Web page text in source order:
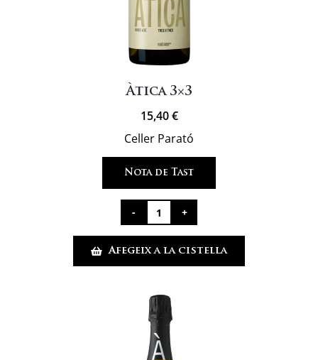
Àtica 3×3
15,40€
Celler Parató
Nota de Tast
quantitat
de
Àtica
Afegeix a la cistella